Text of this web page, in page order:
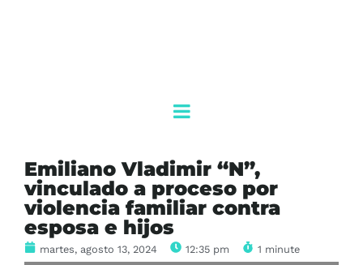
Emiliano Vladimir “N”,
vinculado a proceso por
violencia familiar contra
esposa e hijos
martes, agosto 13, 2024 12:35 pm 1 minute